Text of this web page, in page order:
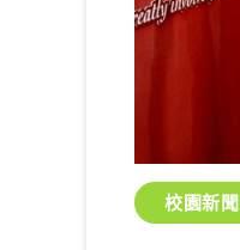
校園新聞